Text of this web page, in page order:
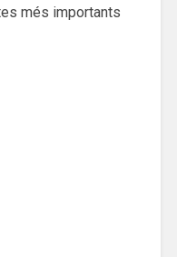
més importants